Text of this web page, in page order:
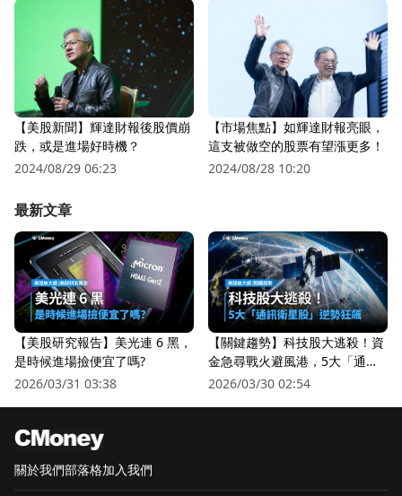
【美股新聞】輝達財報後股價崩
跌，或是進場好時機？
2024/08/29 06:23
【市場焦點】如輝達財報亮眼，
這支被做空的股票有望漲更多！
2024/08/28 10:20
最新文章
【美股研究報告】美光連 6 黑，
是時候進場撿便宜了嗎?
2026/03/31 03:38
【關鍵趨勢】科技股大逃殺！資
金急尋戰火避風港，5大「通訊
衛星股」逆勢狂飆
2026/03/30 02:54
關於我們部落格加入我們